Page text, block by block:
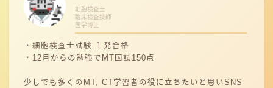
細胞検査士
臨床検査技師
医学博士
・細胞検査士試験 １発合格
・12月からの勉強でMT国試150点
少しでも多くのMT, CT学習者の役に立ちたいと思いSNS